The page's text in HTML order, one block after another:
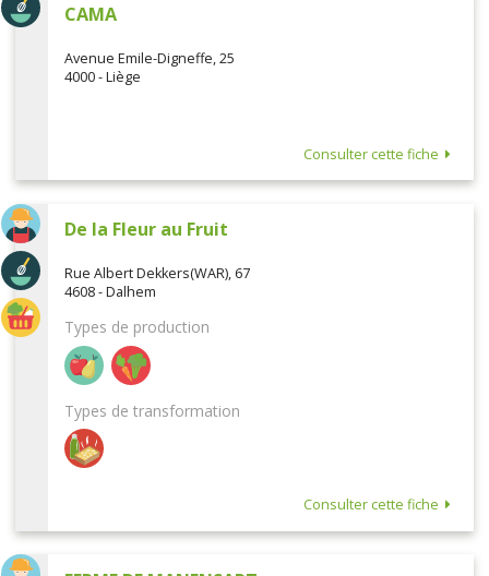
CAMA
Avenue Emile-Digneffe, 25
4000 - Liège
Consulter cette fiche
De la Fleur au Fruit
Rue Albert Dekkers(WAR), 67
4608 - Dalhem
Types de production
Types de transformation
Consulter cette fiche